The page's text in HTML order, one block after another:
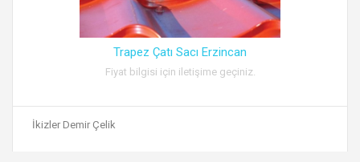
Trapez Çatı Sacı Erzincan
Fiyat bilgisi için iletişime geçiniz.
İkizler Demir Çelik